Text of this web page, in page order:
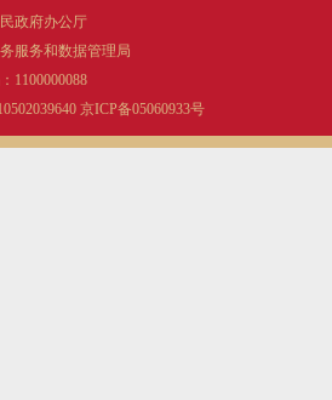
政府办公厅
服务和数据管理局
1100000088
京ICP备05060933号